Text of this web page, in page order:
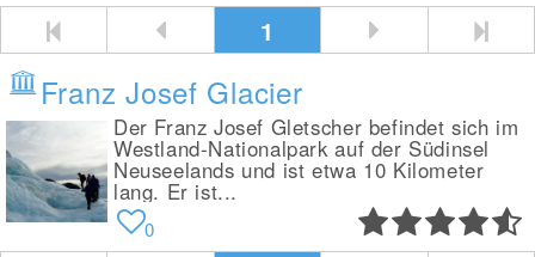
1
Franz Josef Glacier
Der Franz Josef Gletscher befindet sich im
Westland-Nationalpark auf der Südinsel
Neuseelands und ist etwa 10 Kilometer
lang. Er ist...
0